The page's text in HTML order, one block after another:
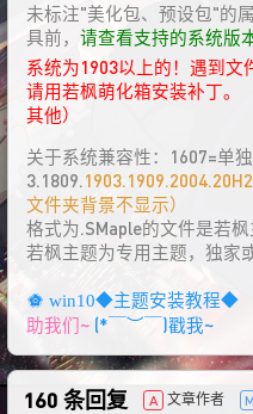
未标注"美化包、预设包"的
具前， 请查看支持的系统版
系统为1903以上的！遇到文
请用若枫萌化箱安装补丁。
其他）
关于系统兼容性：1607=单
3.1809.
文件夹背景不显示）
格式为.SMaple的文件是若
若枫主题为专用主题，独家
win10◆主题安装教程◆
助我们~ (*￣︶￣)戳我~
160 条回复 A 文章作者 M